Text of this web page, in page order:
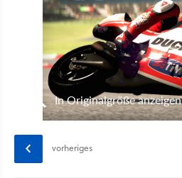
In Originalgröße anzeigen
vorheriges